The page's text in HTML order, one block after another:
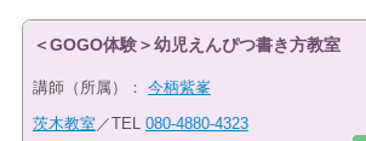
＜GOGO体験＞幼児えんぴつ書き方教室
講師（所属）： 今柄紫峯
茨木教室 ／TEL 080-4880-4323